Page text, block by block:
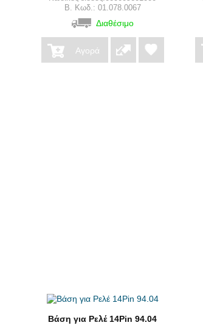
B. Κωδ.: 01.078.0067
Διαθέσιμο
Αγορά
Βάση για Ρελέ 14Pin 94.04